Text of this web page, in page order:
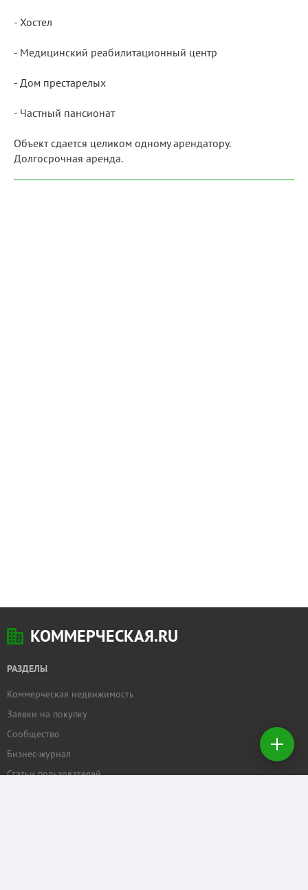
- Хостел
- Медицинский реабилитационный центр
- Дом престарелых
- Частный пансионат
Объект сдается целиком одному арендатору.
Долгосрочная аренда.
КОММЕРЧЕСКАЯ.RU
РАЗДЕЛЫ
Коммерческая недвижимость
Заявки на покупку
Сообщество
Бизнес-журнал
Статьи пользователей